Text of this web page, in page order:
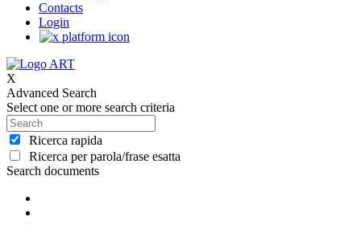
Contacts
Login
X
Advanced Search
Select one or more search criteria
Ricerca rapida
Ricerca per parola/frase esatta
Search documents